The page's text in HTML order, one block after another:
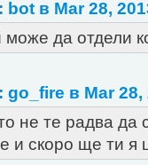
bot в Mar 28,
може да отдели
go_fire в Mar 28,
не те радва да
и скоро ще ти я